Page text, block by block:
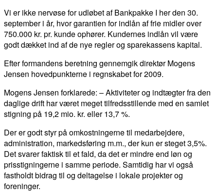
Vi er ikke nervøse for udløbet af Bankpakke I her den 30.
september i år, hvor garantien for indlån af frie midler over
750.000 kr. pr. kunde ophører. Kundernes indlån vil være
godt dækket ind af de nye regler og sparekassens kapital.
Efter formandens beretning gennemgik direktør Mogens
Jensen hovedpunkterne i regnskabet for 2009.
Mogens Jensen forklarede: – Aktiviteter og indtægter fra den
daglige drift har været meget tilfredsstillende med en samlet
stigning på 19,2 mio. kr. eller 13,7 %.
Der er godt styr på omkostningerne til medarbejdere,
administration, markedsføring m.m., der kun er steget 3,5%.
Det svarer faktisk til et fald, da det er mindre end løn og
prisstigningerne i samme periode. Samtidig har vi også
fastholdt bidrag til og deltagelse i lokale projekter og
foreninger.